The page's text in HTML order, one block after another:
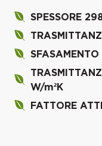
SPESSORE
W/m²K
FATTORE